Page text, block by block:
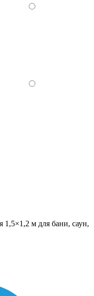
1,5×1,2 м для бани, саун,